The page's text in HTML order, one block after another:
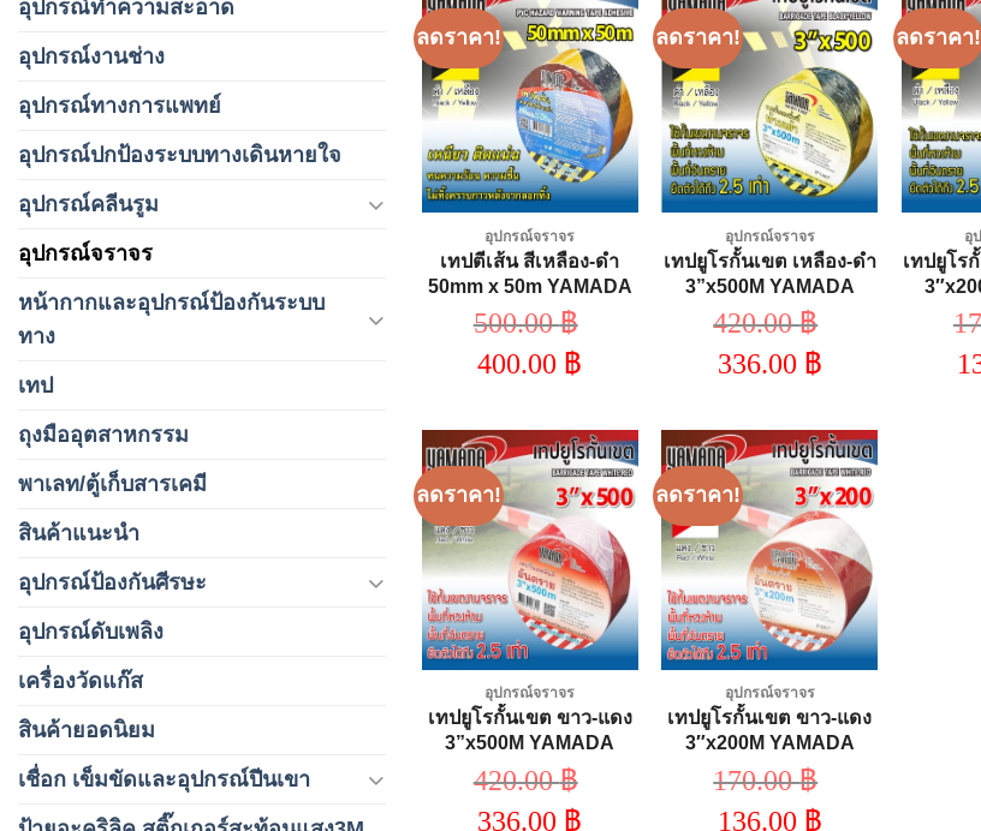
อุปกรณ์ทำความสะอาด
อุปกรณ์งานช่าง
อุปกรณ์ทางการแพทย์
อุปกรณ์ปกป้องระบบทางเดินหายใจ
อุปกรณ์คลีนรูม
อุปกรณ์จราจร
หน้ากากและอุปกรณ์ป้องกันระบบ
ทาง
เทป
ถุงมืออุตสาหกรรม
พาเลท/ตู้เก็บสารเคมี
สินค้าแนะนำ
อุปกรณ์ป้องกันศีรษะ
อุปกรณ์ดับเพลิง
เครื่องวัดแก๊ส
สินค้ายอดนิยม
เชื่อก เข็มขัดและอุปกรณ์ปีนเขา
ลดราคา!
Add to
wishlist
อุปกรณ์จราจร
เทปตีเส้น สีเหลือง-ดำ
50mm x 50m YAMADA
500.00฿
Original
price
400.00 ฿
is:
400.00 ฿.
ลดราคา!
Add to
wishlist
อุปกรณ์จราจร
เทปยูโรกั้นเขต เหลือง-ดำ
3”x500M YAMADA
420.00฿
Original
price
336.00 ฿
is:
336.00 ฿.
ลดราคา!
อุ
เทปยูโร
ลดราคา!
Add to
wishlist
อุปกรณ์จราจร
เทปยูโรกั้นเขต ขาว-แดง
3”x500M YAMADA
420.00฿
Original
price
336.00 ฿
ลดราคา!
Add to
wishlist
อุปกรณ์จราจร
เทปยูโรกั้นเขต ขาว-แดง
3″x200M YAMADA
170.00฿
Original
price
136.00 ฿